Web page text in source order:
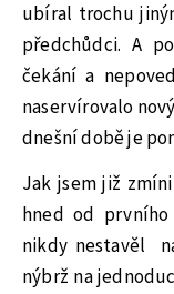
ubíral trochu
předchůdci. A
čekání a
naservírovalo
dnešní době je
Jak jsem již
hned od
nikdy nestavěl
nýbrž na